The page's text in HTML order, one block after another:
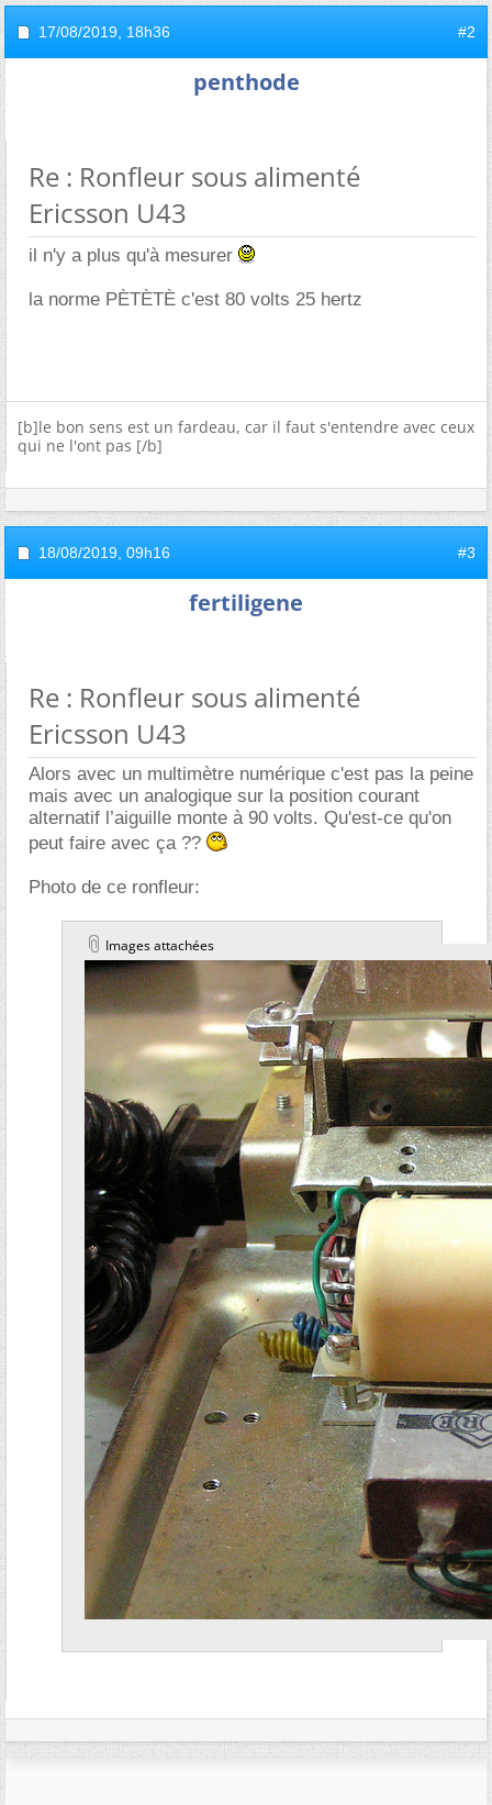
17/08/2019, 18h36 #2
penthode
Re : Ronfleur sous alimenté
Ericsson U43
il n'y a plus qu'à mesurer
la norme PÈTÈTÈ c'est 80 volts 25 hertz
[b]le bon sens est un fardeau, car il faut s'entendre avec ceux
qui ne l'ont pas [/b]
18/08/2019, 09h16 #3
fertiligene
Re : Ronfleur sous alimenté
Ericsson U43
Alors avec un multimètre numérique c'est pas la peine
mais avec un analogique sur la position courant
alternatif l’aiguille monte à 90 volts. Qu'est-ce qu'on
peut faire avec ça ??
Photo de ce ronfleur:
Images attachées